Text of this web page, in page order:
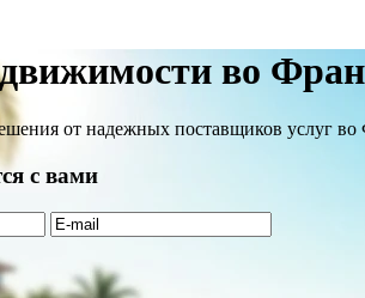
во
от надежных поставщиков услуг
с вами